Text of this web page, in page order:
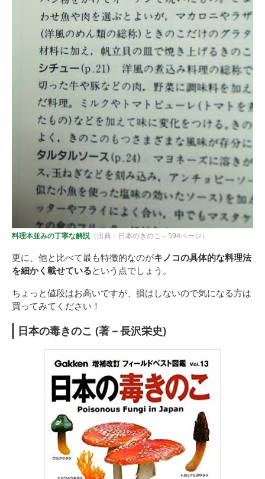
料理本並みの丁寧な解説（出典：日本のきのこ－594ページ）
更に、他と比べて最も特徴的なのがキノコの具体的な料理法
を細かく載せているという点でしょう。
ちょっと値段はお高いですが、損はしないので気になる方は
買ってみてください！
日本の毒きのこ (著－長沢栄史)